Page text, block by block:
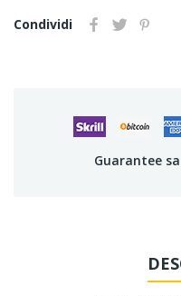
Condividi
Guarantee